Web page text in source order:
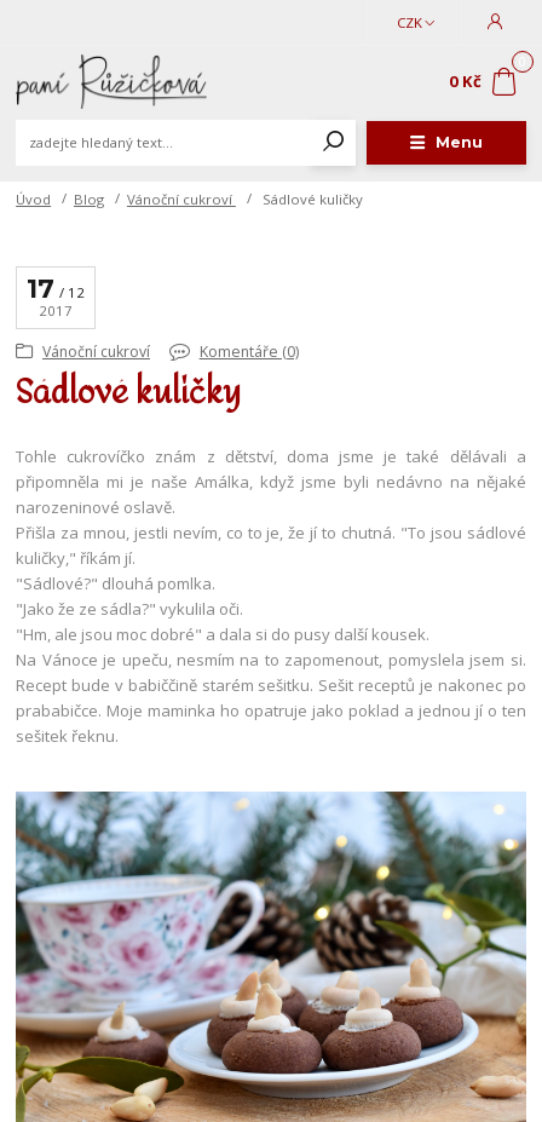
Menu
CZK
0 Kč
Úvod Blog Vánoční cukroví Sádlové kuličky
17
12
2017
Vánoční cukroví Komentáře (0)
Sádlové kuličky
Tohle cukrovíčko znám z dětství, doma jsme je také dělávali a
připomněla mi je naše Amálka, když jsme byli nedávno na nějaké
narozeninové oslavě.
Přišla za mnou, jestli nevím, co to je, že jí to chutná. "To jsou sádlové
kuličky," říkám jí.
"Sádlové?" dlouhá pomlka.
"Jako že ze sádla?" vykulila oči.
"Hm, ale jsou moc dobré" a dala si do pusy další kousek.
Na Vánoce je upeču, nesmím na to zapomenout, pomyslela jsem si.
Recept bude v babiččině starém sešitku. Sešit receptů je nakonec po
prababičce. Moje maminka ho opatruje jako poklad a jednou jí o ten
sešitek řeknu.